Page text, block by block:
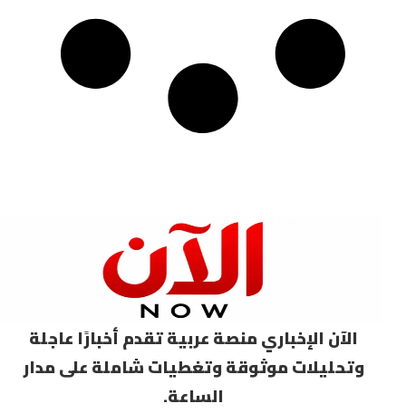
الآن الإخباري منصة عربية تقدم أخبارًا عاجلة
وتحليلات موثوقة وتغطيات شاملة على مدار
الساعة.